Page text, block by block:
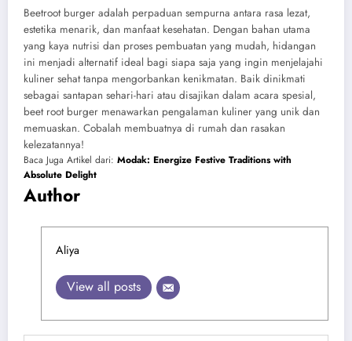
Beetroot burger adalah perpaduan sempurna antara rasa lezat,
estetika menarik, dan manfaat kesehatan. Dengan bahan utama
yang kaya nutrisi dan proses pembuatan yang mudah, hidangan
ini menjadi alternatif ideal bagi siapa saja yang ingin menjelajahi
kuliner sehat tanpa mengorbankan kenikmatan. Baik dinikmati
sebagai santapan sehari-hari atau disajikan dalam acara spesial,
beet root burger menawarkan pengalaman kuliner yang unik dan
memuaskan. Cobalah membuatnya di rumah dan rasakan
kelezatannya!
Baca Juga Artikel dari: Modak: Energize Festive Traditions with
Absolute Delight
Author
Aliya
View all posts